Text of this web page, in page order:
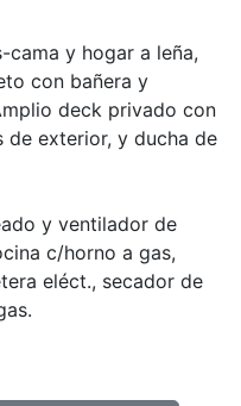
y hogar a leña,
con bañera y
deck privado con
de exterior, y ducha de
y ventilador de
c/horno a gas,
eléct., secador de